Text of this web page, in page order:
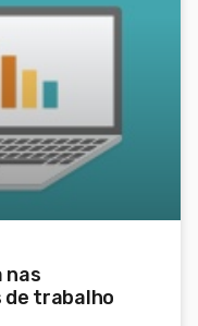
nas
trabalho